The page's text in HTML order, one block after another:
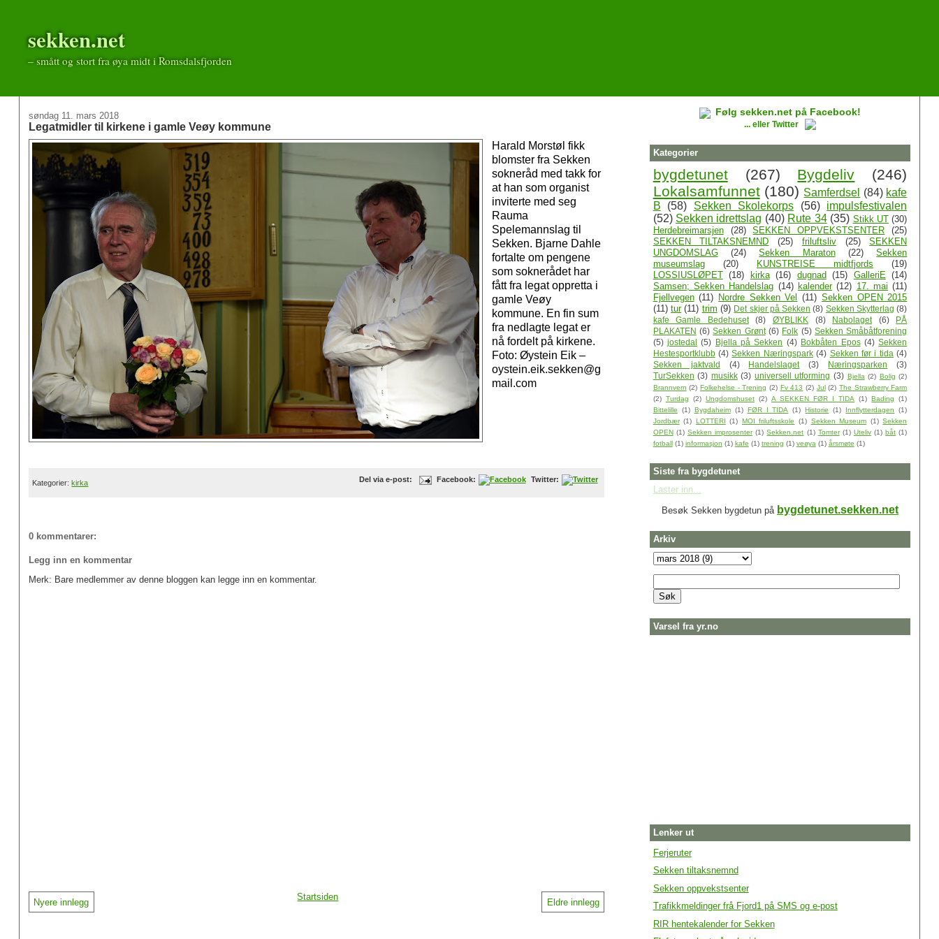
sekken.net
– smått og stort fra øya midt i Romsdalsfjorden
søndag 11. mars 2018
Legatmidler til kirkene i gamle Veøy kommune
Harald Morstøl fikk
blomster fra Sekken
sokneråd med takk for
at han som organist
inviterte med seg
Rauma
Spelemannslag til
Sekken. Bjarne Dahle
fortalte om pengene
som soknerådet har
fått fra legat oppretta i
gamle Veøy
kommune. En fin sum
fra nedlagte legat er
nå fordelt på kirkene.
Foto: Øystein Eik –
oystein.eik.sekken@g
mail.com
Del via e-post: Facebook: Twitter:
Kategorier:kirka
0 kommentarer:
Legg inn en kommentar
Merk: Bare medlemmer av denne bloggen kan legge inn en kommentar.
Nyere innlegg Eldre innlegg
Startsiden
Følg sekken.net på Facebook!
... eller Twitter
Kategorier
bygdetunet (267) Bygdeliv
(246)
Lokalsamfunnet (180) Samferdsel (84) kafe
B
(58) Sekken Skolekorps (56)
impulsfestivalen
(52) Sekken idrettslag (40) Rute 34 (35) Stikk UT (30)
Herdebreimarsjen
(28) SEKKEN OPPVEKSTSENTER
(25)
SEKKEN TILTAKSNEMND
(25) friluftsliv (25)
SEKKEN
UNGDOMSLAG
(24) Sekken Maraton (22)
Sekken
museumslag
(20) KUNSTREISE midtfjords
(19)
LOSSIUSLØPET (18) kirka (16) dugnad (15) GalleriE
(14)
Samsen; Sekken Handelslag (14) kalender (12) 17. mai (11)
Fjellvegen (11) Nordre Sekken Vel (11) Sekken OPEN 2015
(11) tur (11) trim (9) Det skjer på Sekken (8) Sekken Skytterlag (8)
kafe Gamle Bedehuset
(8) ØYBLIKK (8) Nabolaget (6)
PÅ
PLAKATEN (6) Sekken Grønt (6) Folk (5) Sekken Småbåtforening
(5) jostedal (5) Bjella på Sekken (4) Bokbåten Epos (4) Sekken
Hestesportklubb (4) Sekken Næringspark (4) Sekken før i tida (4)
Sekken jaktvald
(4) Handelslaget (3) Næringsparken
(3)
TurSekken (3) musikk (3) universell utforming (3) Bjella (2) Bolig (2)
Brannvern (2) Folkehelse - Trening (2) Fv 413 (2) Jul (2) The Strawberry Farm
(2) Turdag (2) Ungdomshuset (2) A SEKKEN FØR I TIDA (1) Bading
(1)
Bittelille
(1) Bygdaheim (1) FØR I TIDA (1) Historie (1) Innflytterdagen
(1)
Jordbær (1) LOTTERI (1) MOI friluftsskole (1) Sekken Museum (1) Sekken
OPEN (1) Sekken improsenter (1) Sekken.net (1) Tomter (1) Uteliv (1) båt (1)
fotball (1) informasjon (1) kafe (1) trening (1) veøya (1) årsmøte (1)
Siste fra bygdetunet
Laster inn...
Besøk Sekken bygdetun på bygdetunet.sekken.net
Arkiv
Varsel fra yr.no
Lenker ut
Ferjeruter
Sekken tiltaksnemnd
Sekken oppvekstsenter
Trafikkmeldinger frå Fjord1 på SMS og e-post
RIR hentekalender for Sekken